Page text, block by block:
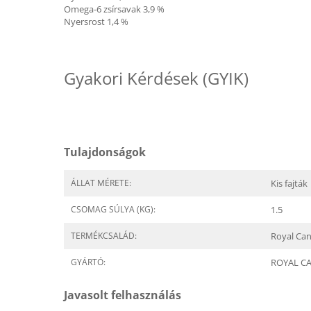
Omega-6 zsírsavak 3,9 %
Nyersrost 1,4 %
Gyakori Kérdések (GYIK)
Tulajdonságok
ÁLLAT MÉRETE: Kis fajták
CSOMAG SÚLYA (KG): 1.5
TERMÉKCSALÁD: Royal
GYÁRTÓ: ROYAL
Javasolt felhasználás